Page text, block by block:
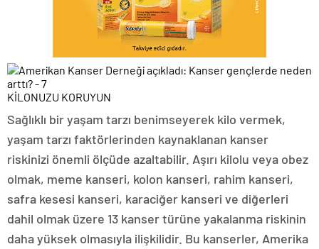
KİLONUZU KORUYUN
Sağlıklı bir yaşam tarzı benimseyerek kilo vermek,
yaşam tarzı faktörlerinden kaynaklanan kanser
riskinizi önemli ölçüde azaltabilir. Aşırı kilolu veya obez
olmak, meme kanseri, kolon kanseri, rahim kanseri,
safra kesesi kanseri, karaciğer kanseri ve diğerleri
dahil olmak üzere 13 kanser türüne yakalanma riskinin
daha yüksek olmasıyla ilişkilidir. Bu kanserler, Amerika